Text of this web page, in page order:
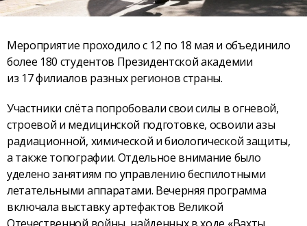
Мероприятие проходило с 12 по 18 мая и объединило
более 180 студентов Президентской академии
из 17 филиалов разных регионов страны.
Участники слёта попробовали свои силы в огневой,
строевой и медицинской подготовке, освоили азы
радиационной, химической и биологической защиты,
а также топографии. Отдельное внимание было
уделено занятиям по управлению беспилотными
летательными аппаратами. Вечерняя программа
включала выставку артефактов Великой